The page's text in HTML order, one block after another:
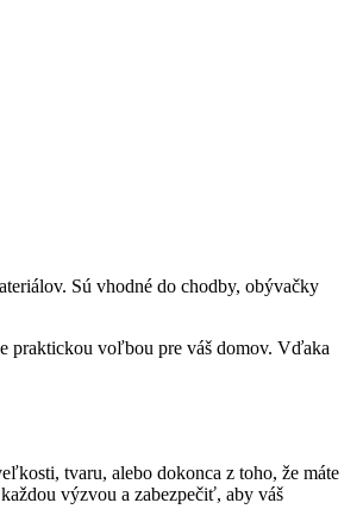
Sú vhodné do chodby, obývačky
praktickou voľbou pre váš domov. Vďaka
tvaru, alebo dokonca z toho, že máte
výzvou a zabezpečiť, aby váš